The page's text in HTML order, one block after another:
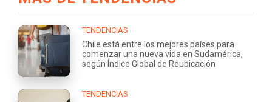
TENDENCIAS
Chile está entre los mejores países para
comenzar una nueva vida en Sudamérica,
según Índice Global de Reubicación
TENDENCIAS